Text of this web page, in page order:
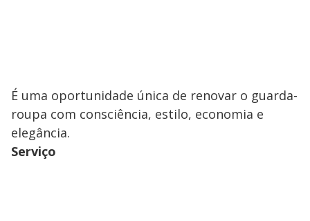
É uma oportunidade única de renovar o guarda-
roupa com consciência, estilo, economia e
elegância.
Serviço